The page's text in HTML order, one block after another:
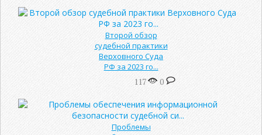
Второй обзор
судебной практики
Верховного Суда
РФ за 2023 го...
117 0
Проблемы